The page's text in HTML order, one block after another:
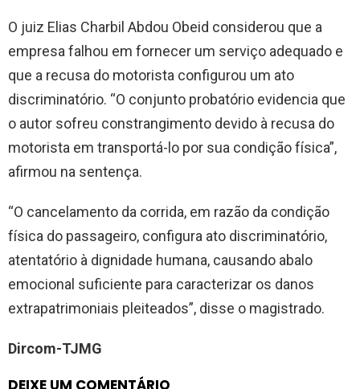
O juiz Elias Charbil Abdou Obeid considerou que a
empresa falhou em fornecer um serviço adequado e
que a recusa do motorista configurou um ato
discriminatório. “O conjunto probatório evidencia que
o autor sofreu constrangimento devido à recusa do
motorista em transportá-lo por sua condição física”,
afirmou na sentença.
“O cancelamento da corrida, em razão da condição
física do passageiro, configura ato discriminatório,
atentatório à dignidade humana, causando abalo
emocional suficiente para caracterizar os danos
extrapatrimoniais pleiteados”, disse o magistrado.
Dircom-TJMG
DEIXE UM COMENTÁRIO